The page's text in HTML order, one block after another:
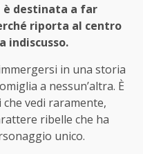
è destinata a far
riporta al centro
indiscusso.
in una storia
a nessun’altra. È
vedi raramente,
ribelle che ha
unico.